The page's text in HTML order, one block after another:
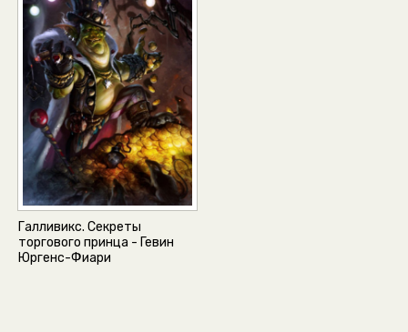
Галливикс. Секреты
торгового принца - Гевин
Юргенс-Фиари